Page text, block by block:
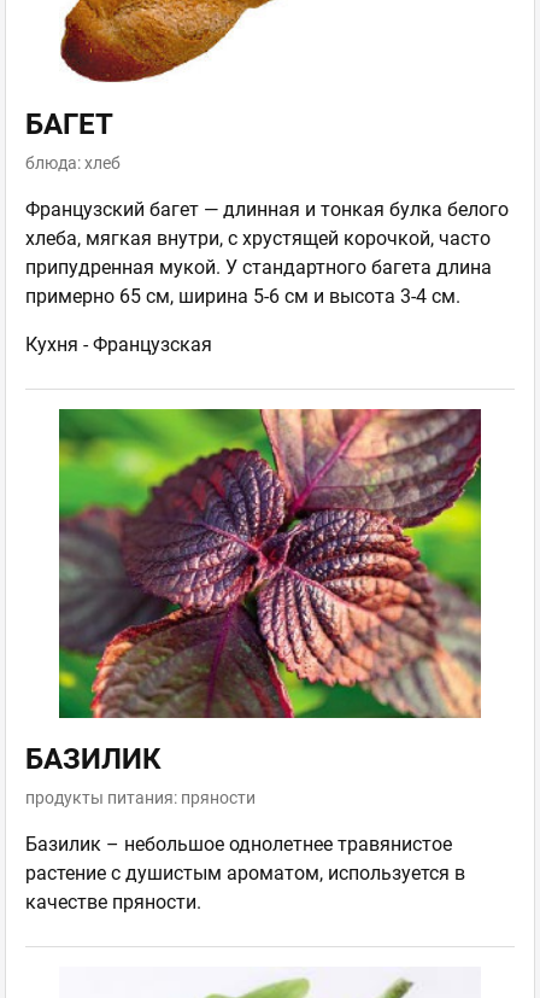
БАГЕТ
блюда: хлеб
Французский багет — длинная и тонкая булка белого
хлеба, мягкая внутри, с хрустящей корочкой, часто
припудренная мукой. У стандартного багета длина
примерно 65 см, ширина 5-6 см и высота 3-4 см.
Кухня -Французская
БАЗИЛИК
продукты питания: пряности
Базилик – небольшое однолетнее травянистое
растение с душистым ароматом, используется в
качестве пряности.